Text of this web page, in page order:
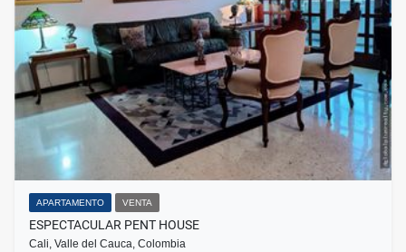
APARTAMENTO VENTA
ESPECTACULAR PENT HOUSE
Cali, Valle del Cauca, Colombia